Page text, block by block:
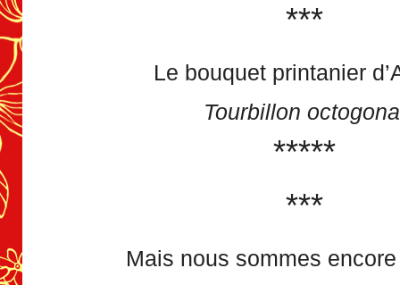
***
Le bouquet printanier
Tourbillon
*****
***
Mais nous sommes